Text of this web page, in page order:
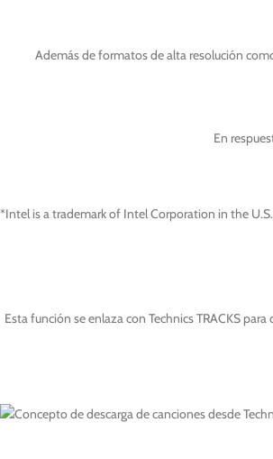
Además de formatos de alta resolución
En
*Intel is a trademark of Intel Corporation in the
Esta función se enlaza con Technics TRACKS